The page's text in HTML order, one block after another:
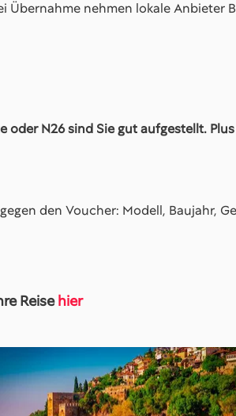
Übernahme nehmen lokale Anbieter
oder N26 sind Sie gut aufgestellt.
den Voucher: Modell, Baujahr,
Reisehier